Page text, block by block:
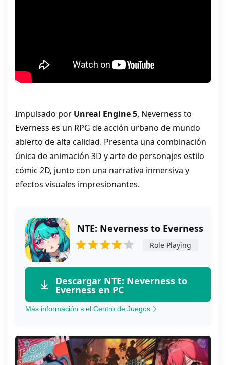
Impulsado por Unreal Engine 5, Neverness to
Everness es un RPG de acción urbano de mundo
abierto de alta calidad. Presenta una combinación
única de animación 3D y arte de personajes estilo
cómic 2D, junto con una narrativa inmersiva y
efectos visuales impresionantes.
NTE: Neverness to Everness
Role Playing
Descargar NTE: Neverness to
Everness en PC
Más información в el Centro de Juegos